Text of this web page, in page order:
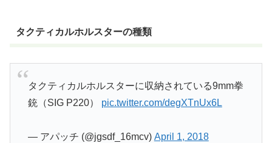
タクティカルホルスターの種類
タクティカルホルスターに収納されている9mm拳
銃（SIG P220） pic.twitter.com/degXTnUx6L
— アパッチ (@jgsdf_16mcv) April 1, 2018